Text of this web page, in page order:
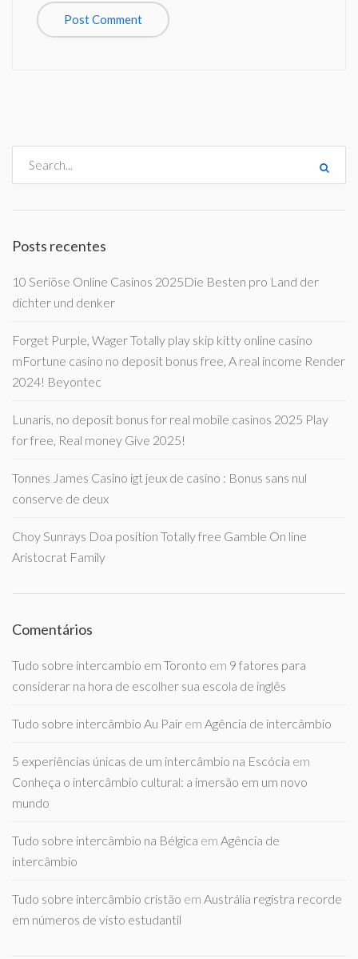
Posts recentes
10 Seriöse Online Casinos 2025Die Besten pro Land der
dichter und denker
Forget Purple, Wager Totally play skip kitty online casino
mFortune casino no deposit bonus free, A real income Render
2024! Beyontec
Lunaris, no deposit bonus for real mobile casinos 2025 Play
for free, Real money Give 2025!
Tonnes James Casino igt jeux de casino : Bonus sans nul
conserve de deux
Choy Sunrays Doa position Totally free Gamble On line
Aristocrat Family
Comentários
Tudo sobre intercambio em Toronto em 9 fatores para
considerar na hora de escolher sua escola de inglês
Tudo sobre intercâmbio Au Pair em Agência de intercâmbio
5 experiências únicas de um intercâmbio na Escócia em
Conheça o intercâmbio cultural: a imersão em um novo
mundo
Tudo sobre intercâmbio na Bélgica em Agência de
intercâmbio
Tudo sobre intercâmbio cristão em Austrália registra recorde
em números de visto estudantil